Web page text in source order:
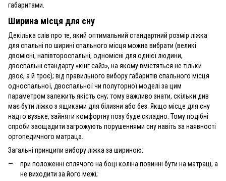
габаритами.
Ширина місця для сну
Декілька слів про те, який оптимальний стандартний розмір ліжка
для спальні по ширині спального місця можна вибрати (великі
двомісні, напівтороспальні, одномісні для однієї людини,
двоспальні стандарту «кінг сайз», на якому вмістяться не тільки
двоє, а й троє); від правильного вибору габаритів спального місця
односпальної, двоспальної чи полуторної моделі за цим
параметром залежить якість сну; тому важливо знати, скільки див
має бути ліжко з ящиками для білизни або без. Якщо місце для сну
надто вузьке, зайняти комфортну позу буде складно. Тому подібні
спроби заощадити загрожують порушеннями сну навіть за наявності
ортопедичного матраца.
Загальні принципи вибору ліжка за шириною:
при положенні сплячого на боці коліна повинні бути на матраці, а
не виходити за його межі;